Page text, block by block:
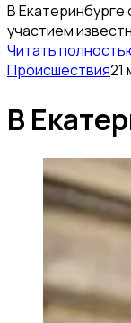
В
участием
Читать
Происшествия21
В